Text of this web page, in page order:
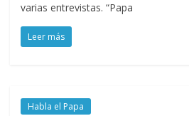
varias entrevistas. “Papa
Leer más
Habla el Papa